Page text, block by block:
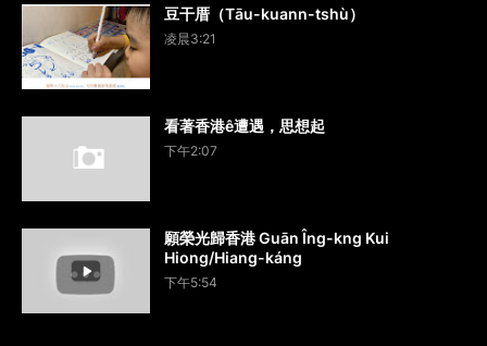
豆干厝（Tāu-kuann-tshù）
凌晨3:21
看著香港ê遭遇，思想起
下午2:07
願榮光歸香港 Guān Îng-kng Kui
Hiong/Hiang-káng
下午5:54